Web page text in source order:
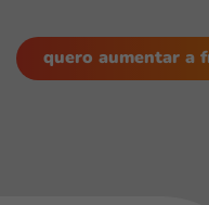
quero aumentar a